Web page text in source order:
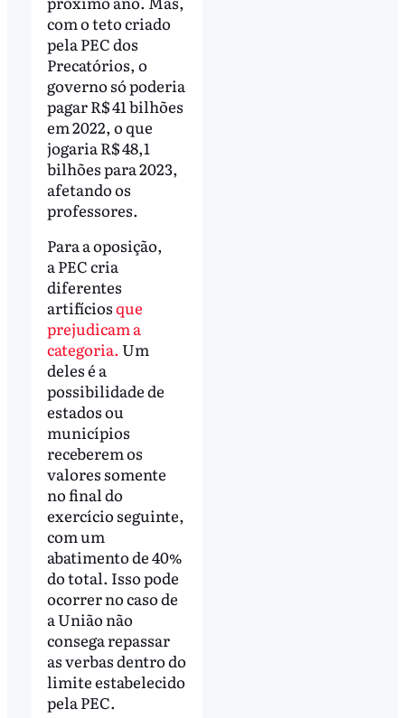
com o teto criado
pela PEC dos
Precatórios, o
governo só poderia
pagar R$ 41 bilhões
em 2022, o que
jogaria R$ 48,1
bilhões para 2023,
afetando os
professores.
Para a oposição,
a PEC cria
diferentes
artifíciosque
prejudicam a
categoria. Um
deles é a
possibilidade de
estados ou
municípios
receberem os
valores somente
no final do
exercício seguinte,
com um
abatimento de 40%
do total. Isso pode
ocorrer no caso de
a União não
consega repassar
as verbas dentro do
limite estabelecido
pela PEC.